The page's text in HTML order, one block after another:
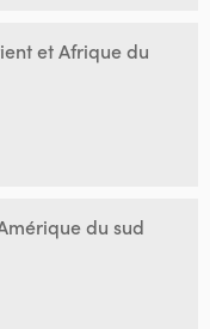
et Afrique du
du sud